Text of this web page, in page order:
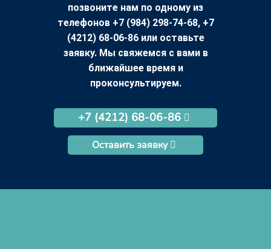
позвоните нам по одному из
телефонов +7 (984) 298-74-68, +7
(4212) 68-06-86 или оставьте
заявку. Мы свяжемся с вами в
ближайшее время и
проконсультируем.
+7 (4212) 68-06-86
Оставить заявку